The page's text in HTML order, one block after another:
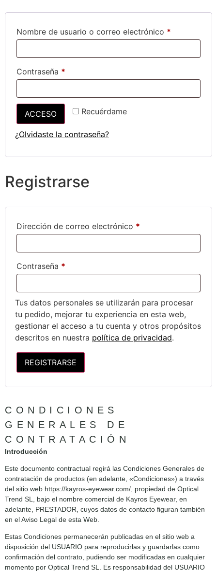
Nombre de usuario o correo electrónico *
Contraseña *
Recuérdame
ACCESO
¿Olvidaste la contraseña?
Registrarse
Dirección de correo electrónico *
Contraseña *
Tus datos personales se utilizarán para procesar
tu pedido, mejorar tu experiencia en esta web,
gestionar el acceso a tu cuenta y otros propósitos
descritos en nuestra política de privacidad.
REGISTRARSE
CONDICIONES
GENERALES DE
CONTRATACIÓN
Introducción
Este documento contractual regirá las Condiciones Generales de
contratación de productos (en adelante, «Condiciones») a través
del sitio web https://kayros-eyewear.com/, propiedad de Optical
Trend SL, bajo el nombre comercial de Kayros Eyewear, en
adelante, PRESTADOR, cuyos datos de contacto figuran también
en el Aviso Legal de esta Web.
Estas Condiciones permanecerán publicadas en el sitio web a
disposición del USUARIO para reproducirlas y guardarlas como
confirmación del contrato, pudiendo ser modificadas en cualquier
momento por Optical Trend SL. Es responsabilidad del USUARIO